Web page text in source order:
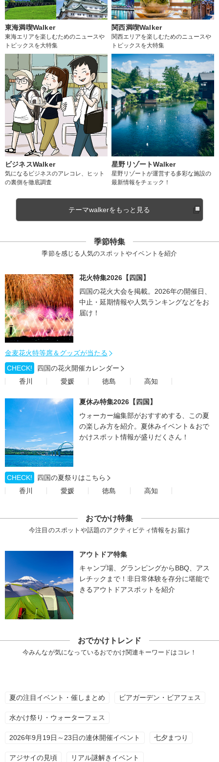
東海満喫Walker
東海エリアを楽しむためのニュースや
トピックスを大特集
関西満喫Walker
関西エリアを楽しむためのニュースや
トピックスを大特集
ビジネスWalker
気になるビジネスのアレコレ、ヒット
の裏側を徹底調査
星野リゾートWalker
星野リゾートが運営する多彩な施設の
最新情報をチェック！
テーマwalkerをもっと見る
季節特集
季節を感じる人気のスポットやイベントを紹介
花火特集2026【四国】
四国の花火大会を掲載。2026年の開催日、
中止・延期情報や人気ランキングなどをお
届け！
金麦花火特等席＆グッズが当たる
CHECK!
四国の花火開催カレンダー
香川
愛媛 徳島 高知
夏休み特集2026【四国】
ウォーカー編集部がおすすめする、この夏
の楽しみ方を紹介。夏休みイベント＆おで
かけスポット情報が盛りだくさん！
CHECK!
四国の夏祭りはこちら
香川
愛媛 徳島 高知
おでかけ特集
今注目のスポットや話題のアクティビティ情報をお届け
アウトドア特集
キャンプ場、グランピングからBBQ、アス
レチックまで！非日常体験を存分に堪能で
きるアウトドアスポットを紹介
おでかけトレンド
今みんなが気になっているおでかけ関連キーワードはコレ！
夏の注目イベント・催しまとめ ビアガーデン・ビアフェス
水かけ祭り・ウォーターフェス
2026年9月19日～23日の連休開催イベント 七夕まつり
アジサイの見頃 リアル謎解きイベント